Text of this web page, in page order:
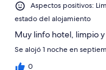
Aspectos positivos:
estado del alojamiento
Muy linfo hotel, limpio y
Se alojó 1 noche en
0